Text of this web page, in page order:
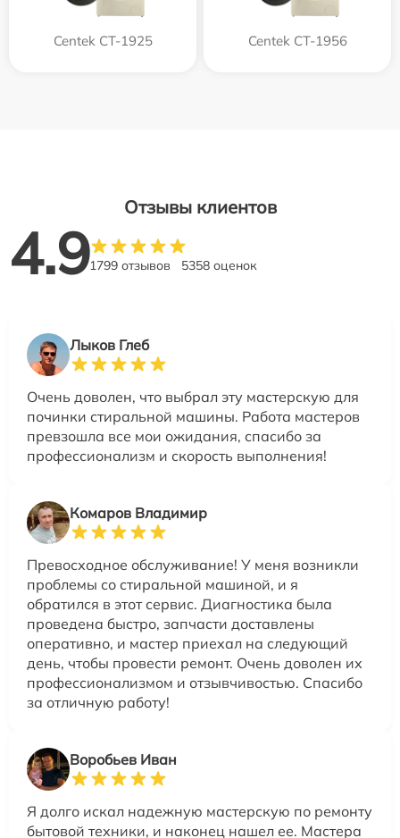
Centek CT-1925 Centek CT-1956
Отзывы клиентов
4.91799 отзывов 5358 оценок
Лыков Глеб
Очень доволен, что выбрал эту мастерскую для
починки стиральной машины. Работа мастеров
превзошла все мои ожидания, спасибо за
профессионализм и скорость выполнения!
Комаров Владимир
Превосходное обслуживание! У меня возникли
проблемы со стиральной машиной, и я
обратился в этот сервис. Диагностика была
проведена быстро, запчасти доставлены
оперативно, и мастер приехал на следующий
день, чтобы провести ремонт. Очень доволен их
профессионализмом и отзывчивостью. Спасибо
за отличную работу!
Воробьев Иван
Я долго искал надежную мастерскую по ремонту
бытовой техники, и наконец нашел ее. Мастера